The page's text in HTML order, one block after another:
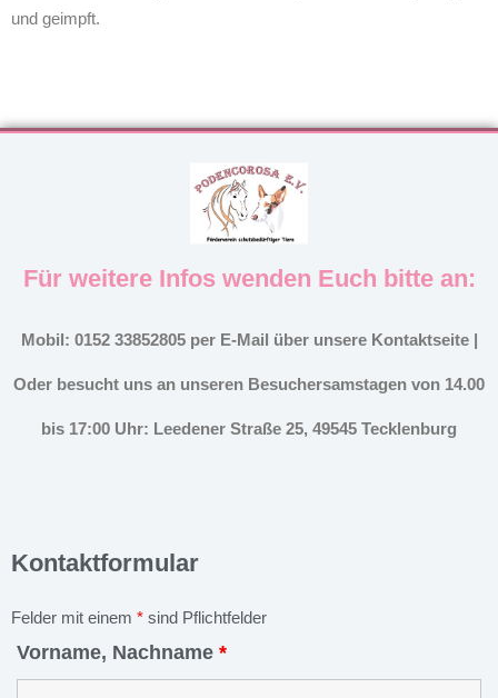
und geimpft.
Für weitere Infos wenden Euch bitte an:
Mobil: 0152 33852805 per E-Mail über unsere Kontaktseite |
Oder besucht uns an unseren Besuchersamstagen von 14.00
bis 17:00 Uhr: Leedener Straße 25, 49545 Tecklenburg
Kontaktformular
Felder mit einem * sind Pflichtfelder
Vorname, Nachname *